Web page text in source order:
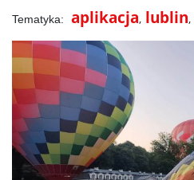
aplikacja lublin